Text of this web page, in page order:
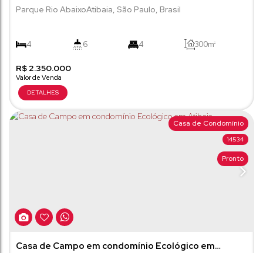
R$ 2.350.000
Parque Rio AbaixoAtibaia, São Paulo, Brasil
4 6 4 300m²
910m²
14534
Casa de Condomínio
Pronto
Casa de Campo em condomínio Ecológico em